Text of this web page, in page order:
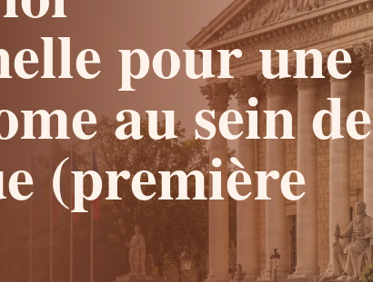
pour une
au sein de
(première